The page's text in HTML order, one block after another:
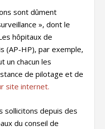
sont dûment
», dont le
hôpitaux de
(AP-HP), par exemple,
un chacun les
de pilotage et de
site internet.
sollicitons depuis des
du conseil de